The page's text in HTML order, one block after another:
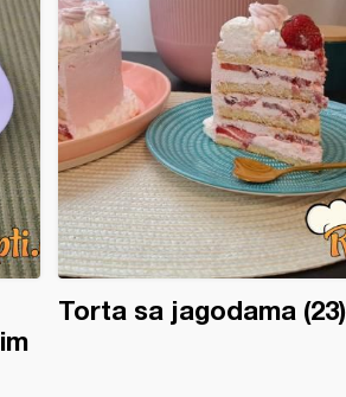
Torta sa jagodama (23)